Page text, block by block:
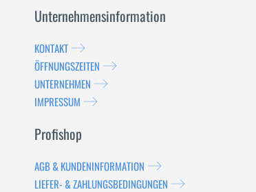
Unternehmensinformation
KONTAKT
ÖFFNUNGSZEITEN
UNTERNEHMEN
IMPRESSUM
Profishop
AGB & KUNDENINFORMATION
LIEFER- & ZAHLUNGSBEDINGUNGEN